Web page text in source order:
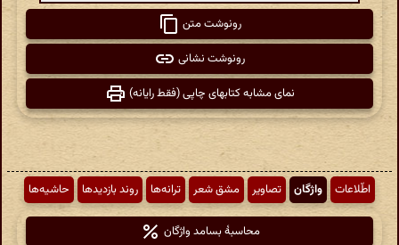
رونوشت متن
رونوشت نشانی
نمای مشابه کتابهای چاپی (فقط رایانه)
اطّلاعات واژگان تصاویر مشق شعر ترانه‌ها روند بازدیدها حاشیه‌ها
محاسبهٔ بسامد واژگان